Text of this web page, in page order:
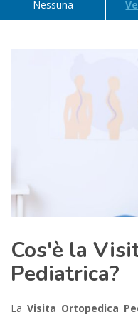
Nessuna
Cos'è la
Pediatrica?
LaVisita Ortopedica